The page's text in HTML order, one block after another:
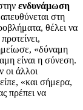
ενδυνάμωση
στη
θέλει να
«δύναμη
είναι η σύνεση.
οι άλλοι
«και σήμερα,
πρέπει να